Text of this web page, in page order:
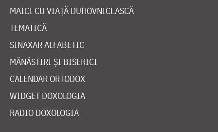
MAICI CU VIAȚĂ DUHOVNICEASCĂ
TEMATICĂ
SINAXAR ALFABETIC
MĂNĂSTIRI ȘI BISERICI
CALENDAR ORTODOX
WIDGET DOXOLOGIA
RADIO DOXOLOGIA